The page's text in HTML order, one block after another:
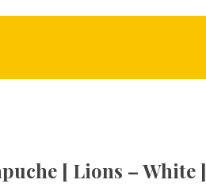
[ Lions – White ]